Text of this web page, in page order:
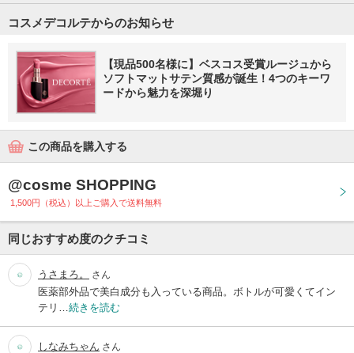
コスメデコルテからのお知らせ
【現品500名様に】ベスコス受賞ルージュから
ソフトマットサテン質感が誕生！4つのキーワ
ードから魅力を深堀り
この商品を購入する
@cosme SHOPPING
1,500円（税込）以上ご購入で送料無料
同じおすすめ度のクチコミ
うさまろ。 さん
医薬部外品で美白成分も入っている商品。ボトルが可愛くてイン
テリ… 続きを読む
しなみちゃん さん